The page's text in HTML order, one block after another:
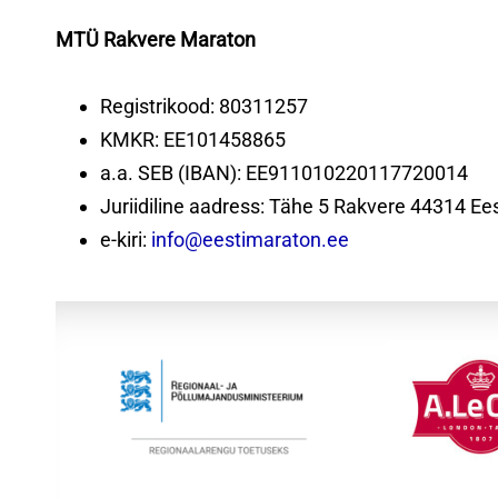
MTÜ Rakvere Maraton
Registrikood: 80311257
KMKR: EE101458865
a.a. SEB (IBAN): EE911010220117720014
Juriidiline aadress: Tähe 5 Rakvere 44314
e-kiri: info@eestimaraton.ee